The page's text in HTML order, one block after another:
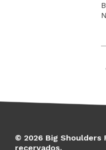
© 2026 Big Shoulders
recervados.